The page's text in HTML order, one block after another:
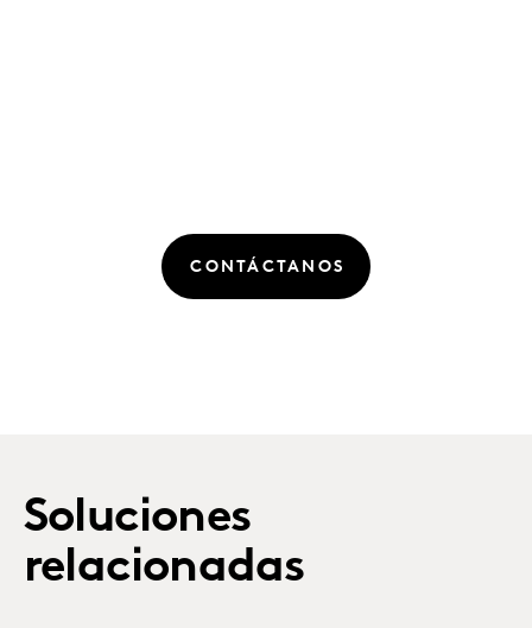
CONTÁCTANOS
Soluciones
relacionadas